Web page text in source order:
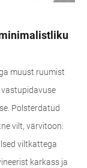
muust ruumist
Polsterdatud
vilt, värvitoon:
viltkattega
karkass ja